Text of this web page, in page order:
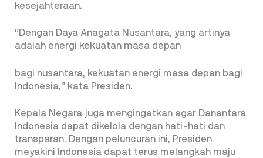
kesejahteraan.
“Dengan Daya Anagata Nusantara, yang artinya
adalah energi kekuatan masa depan
bagi nusantara, kekuatan energi masa depan bagi
Indonesia,” kata Presiden.
Kepala Negara juga mengingatkan agar Danantara
Indonesia dapat dikelola dengan hati-hati dan
transparan. Dengan peluncuran ini, Presiden
meyakini Indonesia dapat terus melangkah maju